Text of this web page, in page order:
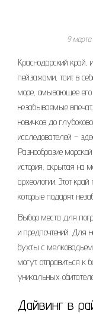
9 марта
Краснодарский край,
пейзажами, таит в
море, омывающее его
незабываемые
новичков до
исследователей –
Разнообразие
история, скрытая на
археологии. Этот
которые подарят
Выбор места для
и предпочтений. Для
бухты с
могут отправиться к
уникальных
Дайвинг в